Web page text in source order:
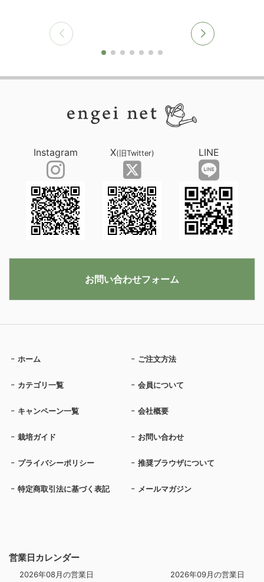
営業日カレンダー
2026年08月の営業日 2026年09月の営業日
ホーム ご注文方法
カテゴリ一覧 会員について
キャンペーン一覧 会社概要
栽培ガイド お問い合わせ
プライバシーポリシー 推奨ブラウザについて
特定商取引法に基づく表記 メールマガジン
Instagram X(旧Twitter) LINE
お問い合わせフォーム